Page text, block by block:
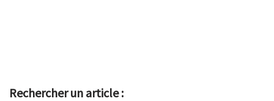
Rechercher un article :